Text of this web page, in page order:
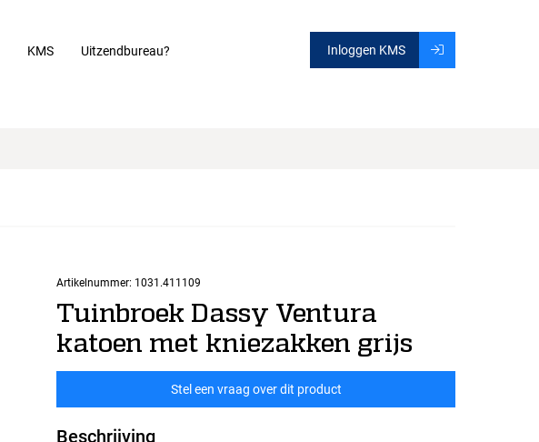
KMS Uitzendbureau? Inloggen KMS
Artikelnummer: 1031.411109
Tuinbroek Dassy Ventura
katoen met kniezakken grijs
Stel een vraag over dit product
Beschrijving